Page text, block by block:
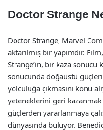
Doctor Strange
Doctor Strange, Marvel
aktarılmış bir yapımdır.
Strange’in, bir kaza
sonucunda doğaüstü
yolculuğa çıkmasını konu
yeteneklerini geri
güçlerden yararlanmaya
dünyasında buluyor.